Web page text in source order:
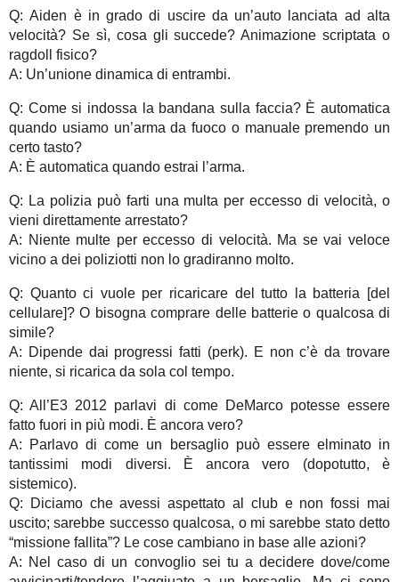
Q: Aiden è in grado di uscire da un’auto lanciata ad alta
velocità? Se sì, cosa gli succede? Animazione scriptata o
ragdoll fisico?
A: Un’unione dinamica di entrambi.
Q: Come si indossa la bandana sulla faccia? È automatica
quando usiamo un’arma da fuoco o manuale premendo un
certo tasto?
A: È automatica quando estrai l’arma.
Q: La polizia può farti una multa per eccesso di velocità, o
vieni direttamente arrestato?
A: Niente multe per eccesso di velocità. Ma se vai veloce
vicino a dei poliziotti non lo gradiranno molto.
Q: Quanto ci vuole per ricaricare del tutto la batteria [del
cellulare]? O bisogna comprare delle batterie o qualcosa di
simile?
A: Dipende dai progressi fatti (perk). E non c’è da trovare
niente, si ricarica da sola col tempo.
Q: All’E3 2012 parlavi di come DeMarco potesse essere
fatto fuori in più modi. È ancora vero?
A: Parlavo di come un bersaglio può essere elminato in
tantissimi modi diversi. È ancora vero (dopotutto, è
sistemico).
Q: Diciamo che avessi aspettato al club e non fossi mai
uscito; sarebbe successo qualcosa, o mi sarebbe stato detto
“missione fallita”? Le cose cambiano in base alle azioni?
A: Nel caso di un convoglio sei tu a decidere dove/come